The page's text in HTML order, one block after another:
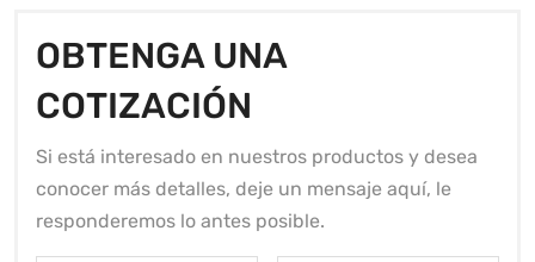
OBTENGA UNA
COTIZACIÓN
Si está interesado en nuestros productos y desea
conocer más detalles, deje un mensaje aquí, le
responderemos lo antes posible.